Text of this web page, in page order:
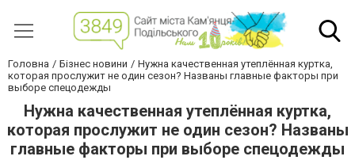
Головна Бізнес новини
Нужна качественная утеплённая куртка,
которая прослужит не один сезон? Названы главные факторы при
выборе спецодежды
Нужна качественная утеплённая куртка,
которая прослужит не один сезон? Названы
главные факторы при выборе спецодежды